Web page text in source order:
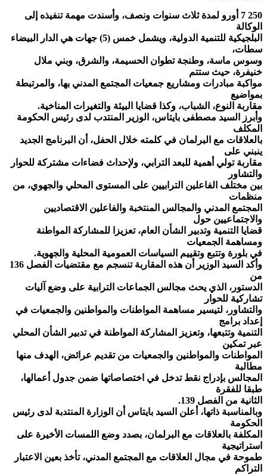
250 7 أورو لمدة ثلاث سنوات ونصف، وأسندت مهمة تنفيذه إلى
الوكالة
البلجيكية للتنمية الدولية، ويشمل خمس (5) جهات هي الدار البيضاء
سطات،
وسوس ماسة، وطنجة تطوان الحسيمة، والشرق، وبني ملال
خنيفرة، حيث ستتم
مواكبة مبادرات ومشاريع جمعيات المجتمع المدني بها، والمرتبطة
بمواضيع
مقاربة النوع، الشباب، وكذا قضايا البيئة والتغيرات المناخية.
وأبرز السيد مصطفى بايتاس، الوزير المنتدب لدى رئيس الحكومة
المكلف
بالعلاقات مع البرلمان في كلمته خلال الحفل، أن البرنامج الجديد
ينبني على
مقاربة تولي أهمية للبعد الترابي، ولإحداث فضاءات مشتركة للحوار
والتشاور
بين مختلف الفاعلين الترابيين على المستوى المحلي والجهوي، من
منظمات
المجتمع المدني والمجالس المنتخبة والفاعلين الاقتصاديين
والاجتماعيين حول
قضايا التنمية وتدبير الشأن العام، تعزيزا للمشاركة المواطنة
ومساهمة الجمعيات
في بلورة وتتبع وتقييم السياسات العمومية المحلية والجهوية.
وأكد السيد الوزير أن هذه المقاربة تنسجم مع مقتضيات الفصل 136
من
الدستور، الذي يحث مجالس الجماعات الترابية على وضع آليات
تشاركية للحوار
والتشاور، لتيسير مساهمة المواطنات والمواطنين والجمعيات في
إعداد برامج
التنمية وتتبعها، وتعزيز المشاركة المواطنة في تدبير الشأن المحلي
عبر تمكين
المواطنات والمواطنين والجمعيات من تقديم عرائض، الهدف منها
مطالبة
المجالس بإدراج نقط تدخل في اختصاصاتها ضمن جدول أعمالها،
طبقا للفقرة
الثانية من الفصل 139.
وبالمناسبة ذاتها، أعلن السيد بايتاس أن الوزارة المنتدبة لدى رئيس
الحكومة
المكلفة بالعلاقات مع البرلمان، بصدد وضع اللمسات الأخيرة على
استراتيجية
طموحة في مجال العلاقات مع المجتمع المدني، تأخذ بعين الاعتبار
التراكم